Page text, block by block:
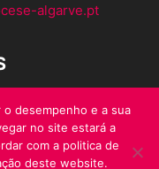
algarve.pt
desempenho e a sua
no site estará a
com a politica de
deste website.